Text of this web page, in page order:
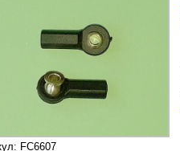
FC6607